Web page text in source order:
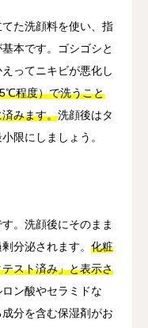
た洗顔料を使い、指
本です。ゴシゴシと
ってニキビが悪化し
程度）で洗うこと
みます。洗顔後はタ
限にしましょう。
。洗顔後にそのまま
分泌されます。 化粧
スト済み」と表示さ
ン酸やセラミドな
分を含む保湿剤がお